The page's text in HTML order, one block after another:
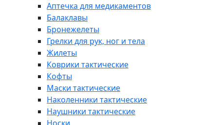
Аптечка для медикаментов
Балаклавы
Бронежелеты
Грелки для рук, ног и тела
Жилеты
Коврики тактические
Кофты
Маски тактические
Наколенники тактические
Наушники тактические